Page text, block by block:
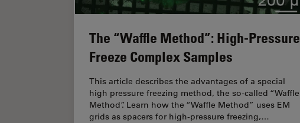
The “Waffle Method”: High-Pressure
Freeze Complex Samples
This article describes the advantages of a special
high pressure freezing method, the so-called “Waffle
Method”. Learn how the “Waffle Method” uses EM
grids as spacers for high-pressure freezing,…